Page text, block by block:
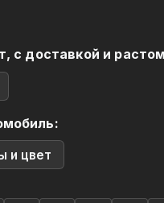
с доставкой и
и цвет